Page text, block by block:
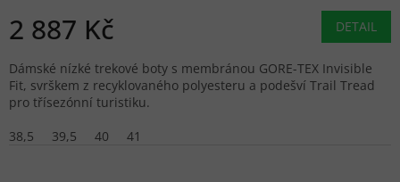
2 887 Kč DETAIL
Dámské nízké trekové boty s membránou GORE-TEX Invisible
Fit, svrškem z recyklovaného polyesteru a podešví Trail Tread
pro třísezónní turistiku.
38,5
39,5 40 41